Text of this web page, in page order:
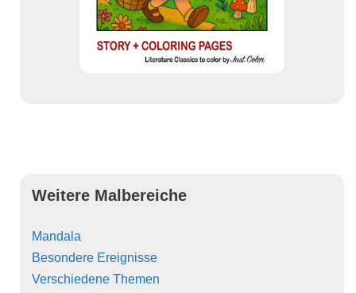
Weitere Malbereiche
Mandala
Besondere Ereignisse
Verschiedene Themen